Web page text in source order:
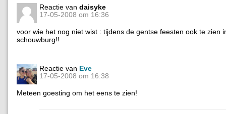
Reactie van daisyke
17-05-2008 om 16:36
voor wie het nog niet wist : tijdens de gentse feesten ook te zien
schouwburg!!
Reactie van Eve
17-05-2008 om 16:38
Meteen goesting om het eens te zien!